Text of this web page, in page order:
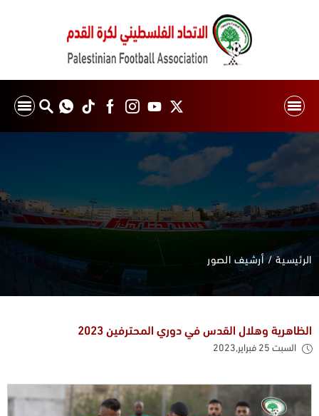
الرئيسية أرشيف الصور
الظاهرية وهلال القدس في دوري المحترفين 2023
السبت 25 فبراير,2023